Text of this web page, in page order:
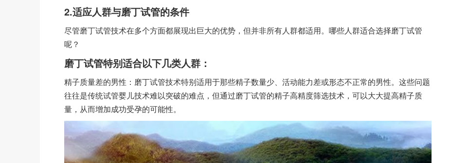
2.适应人群与磨丁试管的条件
尽管磨丁试管技术在多个方面都展现出巨大的优势，但并非所有人群都适用。哪些人群适合选择磨丁试管
呢？
磨丁试管特别适合以下几类人群：
精子质量差的男性：磨丁试管技术特别适用于那些精子数量少、活动能力差或形态不正常的男性。这些问题
往往是传统试管婴儿技术难以突破的难点，但通过磨丁试管的精子高精度筛选技术，可以大大提高精子质
量，从而增加成功受孕的可能性。